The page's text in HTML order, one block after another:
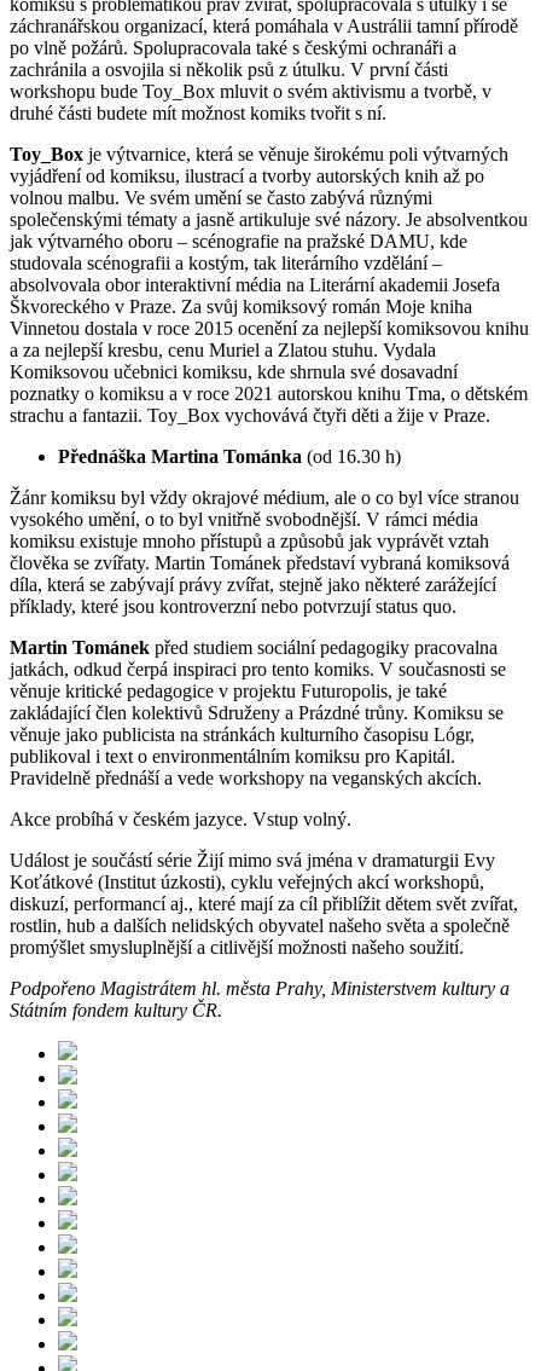
záchranářskou organizací, která pomáhala v Austrálii tamní přírodě
po vlně požárů. Spolupracovala také s českými ochranáři a
zachránila a osvojila si několik psů z útulku. V první části
workshopu bude Toy_Box mluvit o svém aktivismu a tvorbě, v
druhé části budete mít možnost komiks tvořit s ní.
Toy_Box je výtvarnice, která se věnuje širokému poli výtvarných
vyjádření od komiksu, ilustrací a tvorby autorských knih až po
volnou malbu. Ve svém umění se často zabývá různými
společenskými tématy a jasně artikuluje své názory. Je absolventkou
jak výtvarného oboru – scénografie na pražské DAMU, kde
studovala scénografii a kostým, tak literárního vzdělání –
absolvovala obor interaktivní média na Literární akademii Josefa
Škvoreckého v Praze. Za svůj komiksový román Moje kniha
Vinnetou dostala v roce 2015 ocenění za nejlepší komiksovou knihu
a za nejlepší kresbu, cenu Muriel a Zlatou stuhu. Vydala
Komiksovou učebnici komiksu, kde shrnula své dosavadní
poznatky o komiksu a v roce 2021 autorskou knihu Tma, o dětském
strachu a fantazii. Toy_Box vychovává čtyři děti a žije v Praze.
Přednáška Martina Tománka (od 16.30 h)
Žánr komiksu byl vždy okrajové médium, ale o co byl více stranou
vysokého umění, o to byl vnitřně svobodnější. V rámci média
komiksu existuje mnoho přístupů a způsobů jak vyprávět vztah
člověka se zvířaty. Martin Tománek představí vybraná komiksová
díla, která se zabývají právy zvířat, stejně jako některé zarážející
příklady, které jsou kontroverzní nebo potvrzují status quo.
Martin Tománek před studiem sociální pedagogiky pracovalna
jatkách, odkud čerpá inspiraci pro tento komiks. V současnosti se
věnuje kritické pedagogice v projektu Futuropolis, je také
zakládající člen kolektivů Sdruženy a Prázdné trůny. Komiksu se
věnuje jako publicista na stránkách kulturního časopisu Lógr,
publikoval i text o environmentálním komiksu pro Kapitál.
Pravidelně přednáší a vede workshopy na veganských akcích.
Akce probíhá v českém jazyce. Vstup volný.
Událost je součástí série Žijí mimo svá jména v dramaturgii Evy
Koťátkové (Institut úzkosti), cyklu veřejných akcí workshopů,
diskuzí, performancí aj., které mají za cíl přiblížit dětem svět zvířat,
rostlin, hub a dalších nelidských obyvatel našeho světa a společně
promýšlet smysluplnější a citlivější možnosti našeho soužití.
Podpořeno Magistrátem hl. města Prahy, Ministerstvem kultury a
Státním fondem kultury ČR.